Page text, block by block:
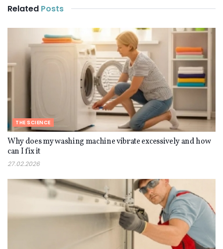
Related Posts
THE SCIENCE
Why does my washing machine vibrate excessively and how
can I fix it
27.02.2026